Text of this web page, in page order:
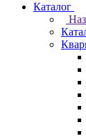
Каталог